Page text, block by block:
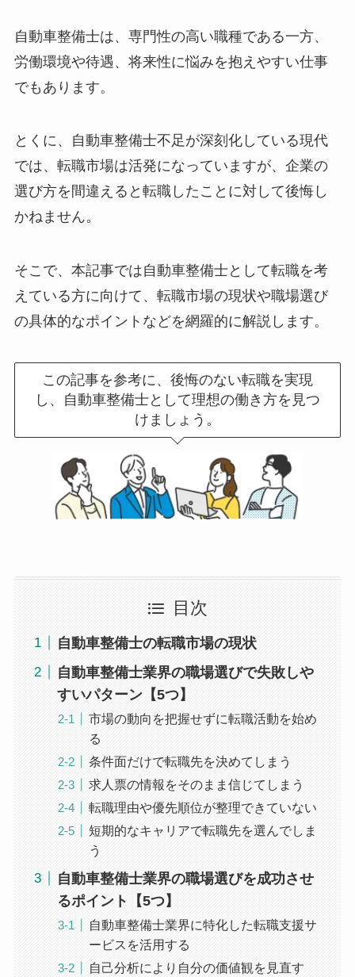
自動車整備士は、専門性の高い職種である一方、
労働環境や待遇、将来性に悩みを抱えやすい仕事
でもあります。
とくに、自動車整備士不足が深刻化している現代
では、転職市場は活発になっていますが、企業の
選び方を間違えると転職したことに対して後悔し
かねません。
そこで、本記事では自動車整備士として転職を考
えている方に向けて、転職市場の現状や職場選び
の具体的なポイントなどを網羅的に解説します。
この記事を参考に、後悔のない転職を実現
し、自動車整備士として理想の働き方を見つ
けましょう。
目次
自動車整備士の転職市場の現状
自動車整備士業界の職場選びで失敗しや
すいパターン【5つ】
市場の動向を把握せずに転職活動を始め
る
条件面だけで転職先を決めてしまう
求人票の情報をそのまま信じてしまう
転職理由や優先順位が整理できていない
短期的なキャリアで転職先を選んでしま
う
自動車整備士業界の職場選びを成功させ
るポイント【5つ】
自動車整備士業界に特化した転職支援サ
ービスを活用する
自己分析により自分の価値観を見直す